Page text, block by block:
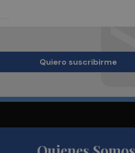
Quiero suscribirme